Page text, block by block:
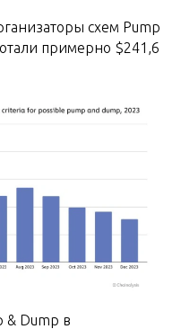
схем Pump
примерно $241,6
& Dump в